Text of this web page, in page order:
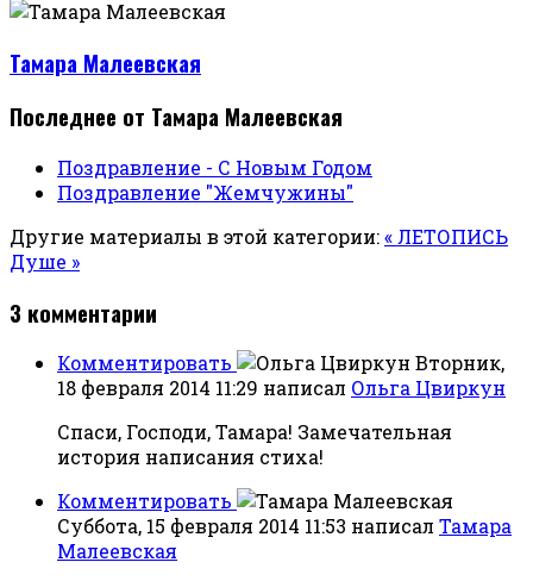
Тамара Малеевская
Последнее от Тамара Малеевская
Поздравление - С Новым Годом
Поздравление "Жемчужины"
Другие материалы в этой категории:« ЛЕТОПИСЬ
Душе »
3 комментарии
Комментировать
Вторник,
18 февраля 2014 11:29 написал Ольга Цвиркун
Спаси, Господи, Тамара! Замечательная
история написания стиха!
Комментировать
Суббота, 15 февраля 2014 11:53 написал Тамара
Малеевская